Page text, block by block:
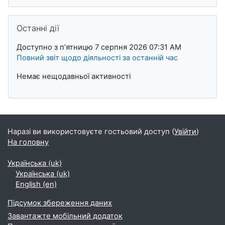
Останні дії
Доступно з пʼятницю 7 серпня 2026 07:31 AM
Повний звіт щодо діяльності за останній час
Немає нещодавньої активності
Наразі ви використовуєте гостьовий доступ (Увійти)
На головну
Українська ‎(uk)‎
Українська ‎(uk)‎
English ‎(en)‎
Підсумок збереження даних
Завантажте мобільний додаток